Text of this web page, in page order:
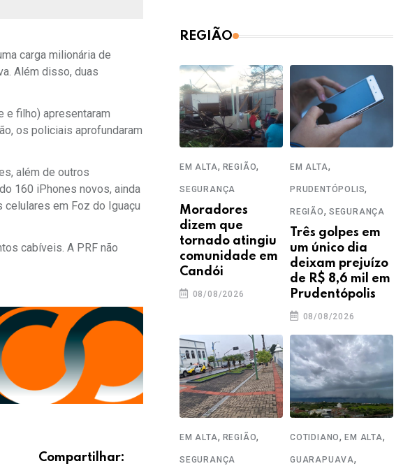
carga milionária de
Além disso, duas
e filho) apresentaram
os policiais aprofundaram
além de outros
160 iPhones novos, ainda
celulares em Foz do Iguaçu
cabíveis. A PRF não
Compartilhar:
REGIÃO
EM ALTA, REGIÃO,
SEGURANÇA
Moradores
dizem que
tornado atingiu
comunidade em
Candói
08/08/2026
EM ALTA,
PRUDENTÓPOLIS,
REGIÃO, SEGURANÇA
Três golpes em
um único dia
deixam prejuízo
de R$ 8,6 mil em
Prudentópolis
08/08/2026
EM ALTA, REGIÃO,
SEGURANÇA
COTIDIANO,EM ALTA,
GUARAPUAVA,